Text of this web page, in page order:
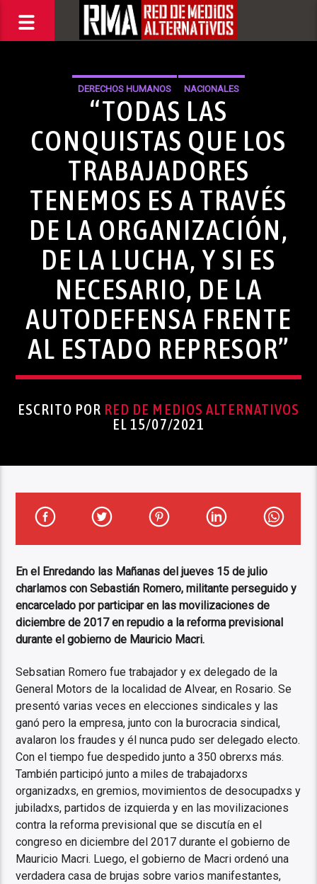
DERECHOS HUMANOS NACIONALES
“TODAS LAS
CONQUISTAS QUE LOS
TRABAJADORES
TENEMOS ES A TRAVÉS
DE LA ORGANIZACIÓN,
DE LA LUCHA, Y SI ES
NECESARIO, DE LA
AUTODEFENSA FRENTE
AL ESTADO REPRESOR”
ESCRITO POR RED DE MEDIOS ALTERNATIVOS
EL 15/07/2021
En el Enredando las Mañanas del jueves 15 de julio
charlamos con Sebastián Romero, militante perseguido y
encarcelado por participar en las movilizaciones de
diciembre de 2017 en repudio a la reforma previsional
durante el gobierno de Mauricio Macri.
Sebsatian Romero fue trabajador y ex delegado de la
General Motors de la localidad de Alvear, en Rosario. Se
presentó varias veces en elecciones sindicales y las
ganó pero la empresa, junto con la burocracia sindical,
avalaron los fraudes y él nunca pudo ser delegado electo.
Con el tiempo fue despedido junto a 350 obrerxs más.
También participó junto a miles de trabajadorxs
organizadxs, en gremios, movimientos de desocupadxs y
jubiladxs, partidos de izquierda y en las movilizaciones
contra la reforma previsional que se discutía en el
congreso en diciembre del 2017 durante el gobierno de
Mauricio Macri. Luego, el gobierno de Macri ordenó una
verdadera casa de brujas sobre varios manifestantes,